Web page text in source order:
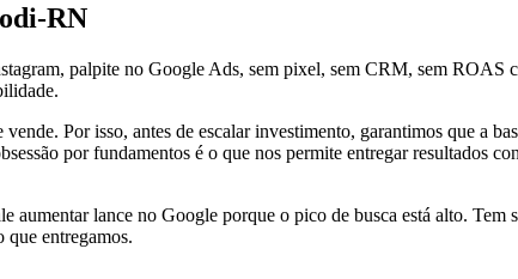
RN
palpite no Google Ads, sem pixel, sem CRM, sem
Por isso, antes de escalar investimento, garantimos que a
por fundamentos é o que nos permite entregar resultados
lance no Google porque o pico de busca está alto. Tem
entregamos.